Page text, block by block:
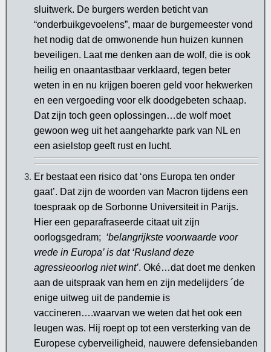
sluitwerk. De burgers werden beticht van
“onderbuikgevoelens”, maar de burgemeester vond
het nodig dat de omwonende hun huizen kunnen
beveiligen. Laat me denken aan de wolf, die is ook
heilig en onaantastbaar verklaard, tegen beter
weten in en nu krijgen boeren geld voor hekwerken
en een vergoeding voor elk doodgebeten schaap.
Dat zijn toch geen oplossingen…de wolf moet
gewoon weg uit het aangeharkte park van NL en
een asielstop geeft rust en lucht.
Er bestaat een risico dat ‘ons Europa ten onder
gaat’. Dat zijn de woorden van Macron tijdens een
toespraak op de Sorbonne Universiteit in Parijs.
Hier een geparafraseerde citaat uit zijn
oorlogsgedram; ‘belangrijkste voorwaarde voor
vrede in Europa’ is dat ‘Rusland deze
agressieoorlog niet wint’. Oké…dat doet me denken
aan de uitspraak van hem en zijn medelijders ´de
enige uitweg uit de pandemie is
vaccineren….waarvan we weten dat het ook een
leugen was. Hij roept op tot een versterking van de
Europese cyberveiligheid, nauwere defensiebanden